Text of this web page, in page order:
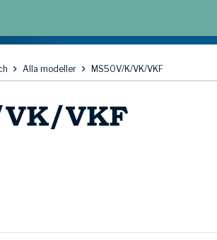
Alla modeller MS50V/K/VK/VKF
VKF